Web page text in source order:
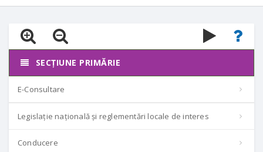
SECȚIUNE PRIMĂRIE
E-Consultare
Legislație națională și reglementări locale de interes
Conducere